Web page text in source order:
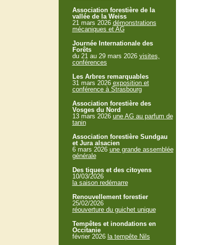
Association forestière de la
vallée de la Weiss
21 mars 2026 démonstrations
mécaniques et AG
Journée Internationale des
Forêts
du 21 au 29 mars 2026 visites,
conférences
Les Arbres remarquables
31 mars 2026 exposition et
conférence à Strasbourg
Association forestière des
Vosges du Nord
13 mars 2026 une AG au parfum de
tanin
Association forestière Sundgau
et Jura alsacien
6 mars 2026 une grande assemblée
générale
Des tiques et des citoyens
10/03/2026
la saison redémarre
Renouvellement forestier
25/02/2026
réouverture du guichet unique
Tempêtes et inondations en
Occitanie
février 2026 la tempête Nils